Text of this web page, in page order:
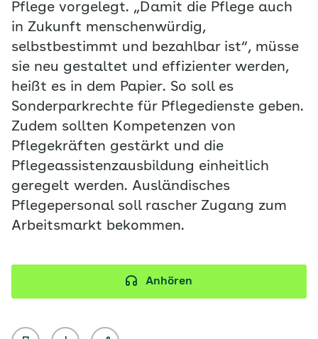
Pflege vorgelegt. „Damit die Pflege auch
in Zukunft menschenwürdig,
selbstbestimmt und bezahlbar ist“, müsse
sie neu gestaltet und effizienter werden,
heißt es in dem Papier. So soll es
Sonderparkrechte für Pflegedienste geben.
Zudem sollten Kompetenzen von
Pflegekräften gestärkt und die
Pflegeassistenzausbildung einheitlich
geregelt werden. Ausländisches
Pflegepersonal soll rascher Zugang zum
Arbeitsmarkt bekommen.
Anhören